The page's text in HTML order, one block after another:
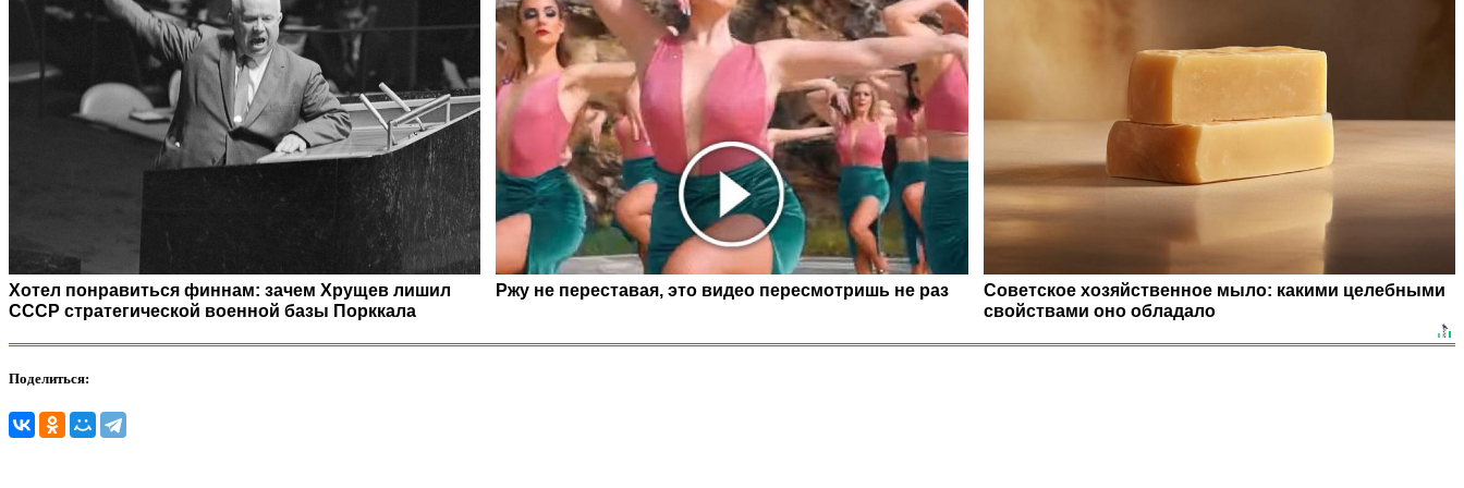
Хотел понравиться финнам: зачем Хрущев лишил
СССР стратегической военной базы Порккала
Ржу не переставая, это видео пересмотришь не раз
Советское хозяйственное мыло: какими целебными
свойствами оно обладало
Поделиться: